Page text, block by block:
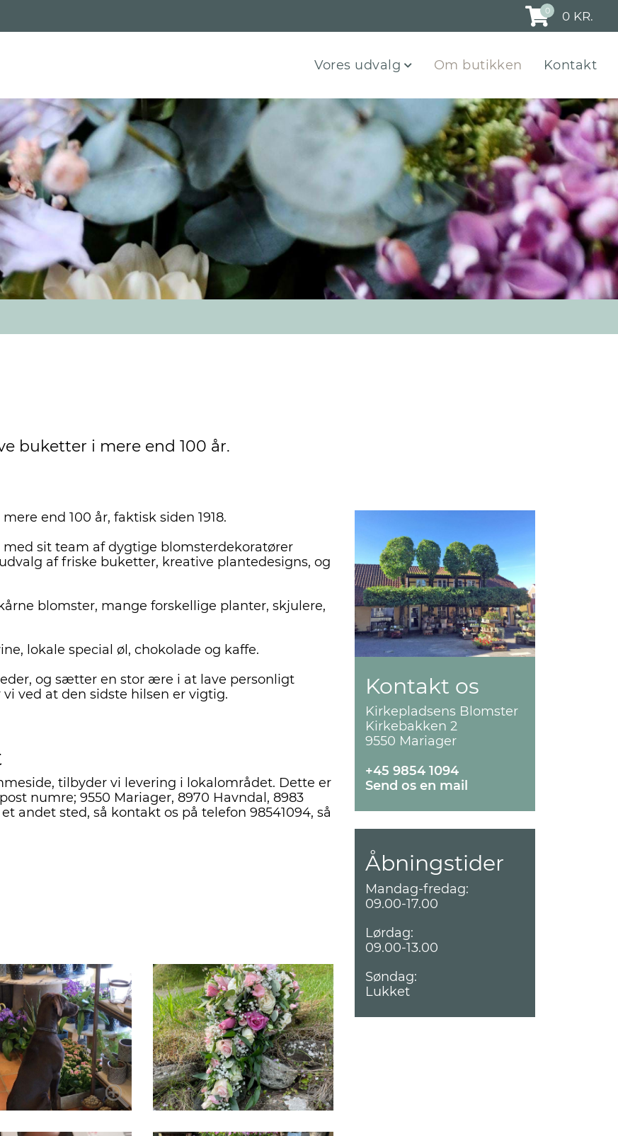
0 0 KR.
Vores udvalg Om butikken Kontakt
buketter i mere end 100 år.
end 100 år, faktisk siden 1918.
sit team af dygtige blomsterdekoratører
af friske buketter, kreative plantedesigns, og
blomster, mange forskellige planter, skjulere,
lokale special øl, chokolade og kaffe.
og sætter en stor ære i at lave personligt
ved at den sidste hilsen er vigtig.
tilbyder vi levering i lokalområdet. Dette er
numre; 9550 Mariager, 8970 Havndal, 8983
andet sted, så kontakt os på telefon 98541094, så
Kontakt os
Kirkepladsens Blomster
Kirkebakken 2
9550 Mariager
+45 9854 1094
Send os en mail
Åbningstider
Mandag-fredag:
09.00-17.00
Lørdag:
09.00-13.00
Søndag:
Lukket